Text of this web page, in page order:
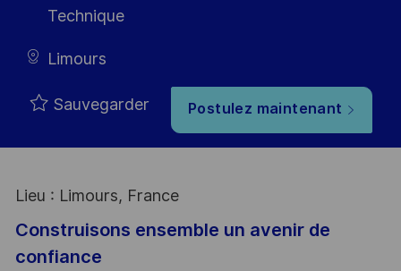
Technique
Limours
Sauvegarder Postulez maintenant
Lieu : Limours, France
Construisons ensemble un avenir de
confiance